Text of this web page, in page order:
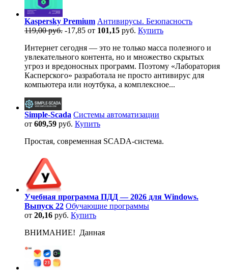
Kaspersky Premium Антивирусы. Безопасность
119,00 руб. -17,85 от 101,15 руб. Купить
Интернет сегодня — это не только масса полезного и
увлекательного контента, но и множество скрытых
угроз и вредоносных программ. Поэтому «Лаборатория
Касперского» разработала не просто антивирус для
компьютера или ноутбука, а комплексное...
Simple-Scada Системы автоматизации
от 609,59 руб. Купить
Простая, современная SCADA-система.
Учебная программа ПДД — 2026 для Windows.
Выпуск 22 Обучающие программы
от 20,16 руб. Купить
ВНИМАНИЕ! Данная